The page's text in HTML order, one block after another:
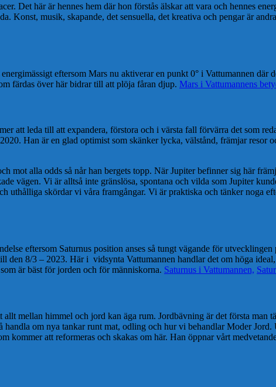
Det här är hennes hem där hon förstås älskar att vara och hennes
musik, skapande, det sensuella, det kreativa och pengar är
eftersom Mars nu aktiverar en punkt 0° i Vattumannen där
färdas över här bidrar till att plöja fåran djup. Mars i Vattumannens
att leda till att expandera, förstora och i värsta fall förvärra det som
Han är en glad optimist som skänker lycka, välstånd, främjar resor
mot alla odds så når han bergets topp. När Jupiter befinner sig här
vägen. Vi är alltså inte gränslösa, spontana och vilda som Jupiter
uthålliga skördar vi våra framgångar. Vi är praktiska och tänker noga
eftersom Saturnus position anses så tungt vägande för
den 8/3 – 2023. Här i vidsynta Vattumannen handlar det om höga
är bäst för jorden och för människorna. Saturnus i Vattumannen,
mellan himmel och jord kan äga rum. Jordbävning är det första man
om nya tankar runt mat, odling och hur vi behandlar Moder Jord.
att reformeras och skakas om här. Han öppnar vårt